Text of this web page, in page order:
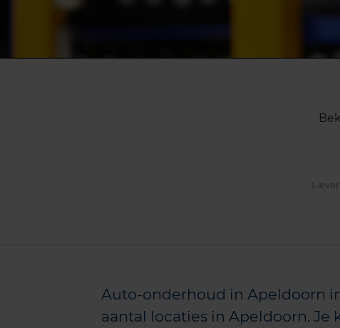
Auto-onderhoud in Apeldoorn
aantal locaties in Apeldoorn.